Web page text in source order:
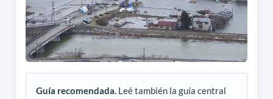
Guía recomendada.Leé también la guía central